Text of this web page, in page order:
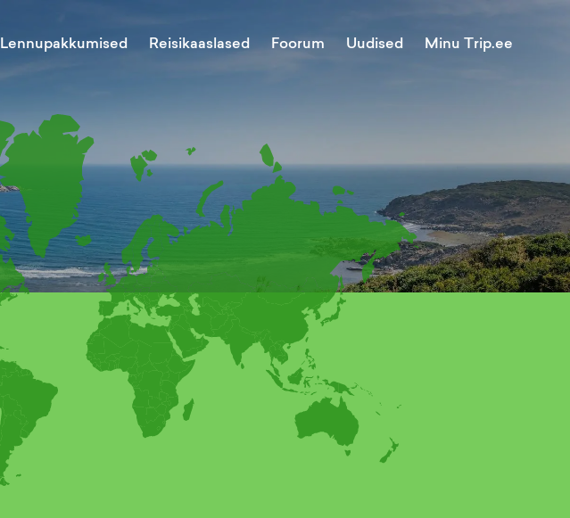
Lennupakkumised Reisikaaslased Foorum Uudised Minu Trip.ee